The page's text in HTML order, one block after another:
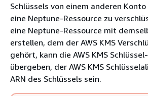
Schlüssels von einem anderen
eine Neptune-Ressource zu
eine Neptune-Ressource mit
erstellen, dem der AWS KMS
gehört, kann die AWS KMS
übergeben, der AWS KMS
ARN des Schlüssels sein.